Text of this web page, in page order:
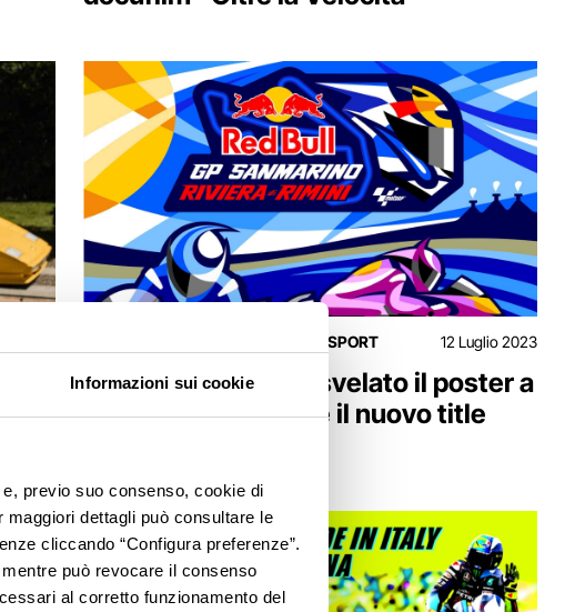
Informazioni sui cookie
previo suo consenso, cookie di
dettagli può consultare le
cliccando “Configura preferenze”.
può revocare il consenso
al corretto funzionamento del
MOTORSPORT 12 Luglio 2023
Moto GP a Misano: svelato il poster a
firma di Aldo Drudi e il nuovo title